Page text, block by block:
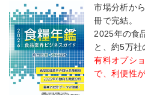
市場分析か
冊で完結。
2025年の食
と、約5万社
有料オプシ
で、利便性